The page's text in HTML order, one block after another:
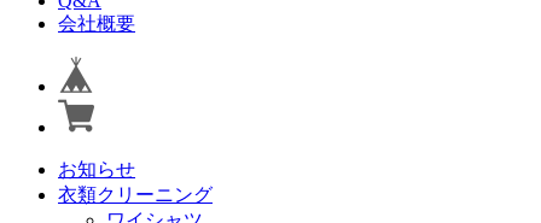
会社概要
お知らせ
衣類クリーニング